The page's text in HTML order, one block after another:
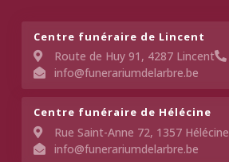
Centre funéraire de Lincent​
Route de Huy 91, 4287 Lincent
info@funerariumdelarbre.be
Centre funéraire de Hélécine
Rue Saint-Anne 72, 1357 Hélécine
info@funerariumdelarbre.be